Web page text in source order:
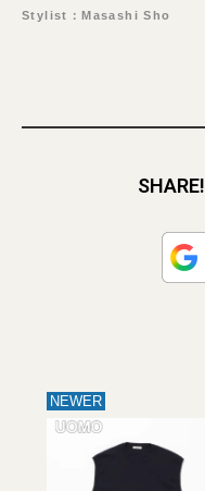
Stylist：Masashi Sho
SHARE!
NEWER